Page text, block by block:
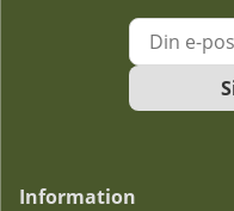
Information